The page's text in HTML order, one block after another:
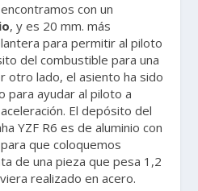
con un
, y es 20 mm. más
para permitir al piloto
del combustible para una
otro lado, el asiento ha sido
para ayudar al piloto a
El depósito del
YZF R6 es de aluminio con
que coloquemos
de una pieza que pesa 1,2
realizado en acero.